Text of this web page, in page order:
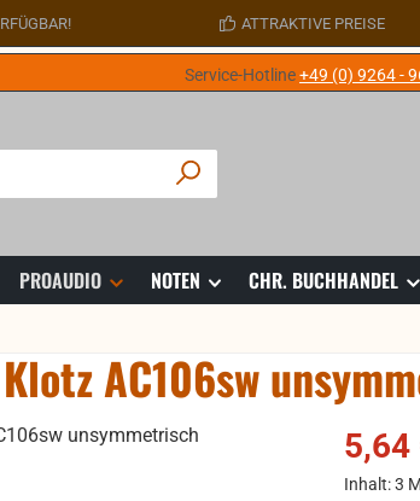
ATTRAKTIVE PREISE
Service-Hotline+49 (0) 9264 -
PROAUDIO NOTEN CHR. BUCHHANDEL
AC106sw
5,64
Inhalt:3